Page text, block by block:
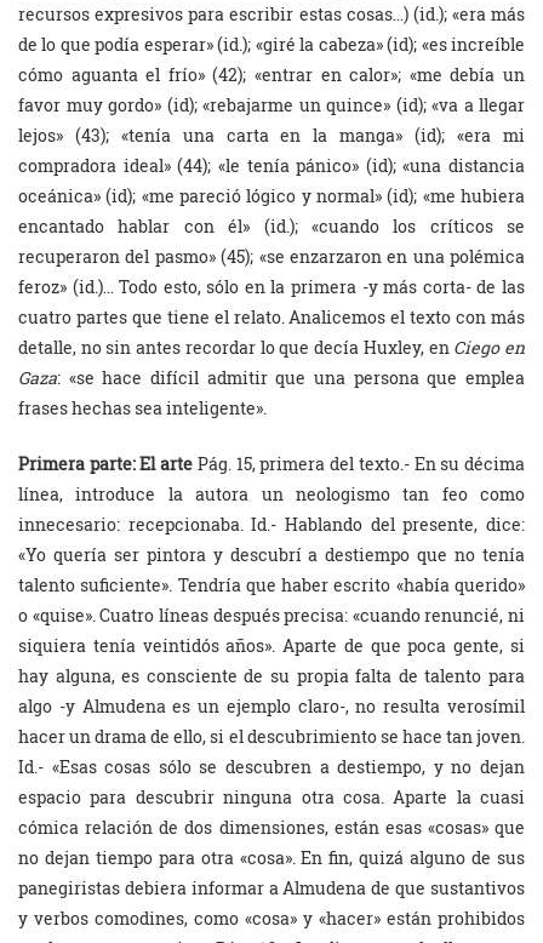
recursos expresivos para escribir estas cosas…) (id.); «era más
de lo que podía esperar» (id.); «giré la cabeza» (id); «es increíble
cómo aguanta el frío» (42); «entrar en calor»; «me debía un
favor muy gordo» (id); «rebajarme un quince» (id); «va a llegar
lejos» (43); «tenía una carta en la manga» (id); «era mi
compradora ideal» (44); «le tenía pánico» (id); «una distancia
oceánica» (id); «me pareció lógico y normal» (id); «me hubiera
encantado hablar con él» (id.); «cuando los críticos se
recuperaron del pasmo» (45); «se enzarzaron en una polémica
feroz» (id.)… Todo esto, sólo en la primera -y más corta- de las
cuatro partes que tiene el relato. Analicemos el texto con más
detalle, no sin antes recordar lo que decía Huxley, en Ciego en
Gaza: «se hace difícil admitir que una persona que emplea
frases hechas sea inteligente».
Primera parte: El arte Pág. 15, primera del texto.- En su décima
línea, introduce la autora un neologismo tan feo como
innecesario: recepcionaba. Id.- Hablando del presente, dice:
«Yo quería ser pintora y descubrí a destiempo que no tenía
talento suficiente». Tendría que haber escrito «había querido»
o «quise». Cuatro líneas después precisa: «cuando renuncié, ni
siquiera tenía veintidós años». Aparte de que poca gente, si
hay alguna, es consciente de su propia falta de talento para
algo -y Almudena es un ejemplo claro-, no resulta verosímil
hacer un drama de ello, si el descubrimiento se hace tan joven.
Id.- «Esas cosas sólo se descubren a destiempo, y no dejan
espacio para descubrir ninguna otra cosa. Aparte la cuasi
cómica relación de dos dimensiones, están esas «cosas» que
no dejan tiempo para otra «cosa». En fin, quizá alguno de sus
panegiristas debiera informar a Almudena de que sustantivos
y verbos comodines, como «cosa» y «hacer» están prohibidos